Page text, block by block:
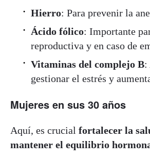
Hierro: Para prevenir la
Ácido fólico: Importante
reproductiva y en caso de
Vitaminas del complejo B:
gestionar el estrés y
Mujeres en sus 30 años
Aquí, es crucial fortalecer la
mantener el equilibrio